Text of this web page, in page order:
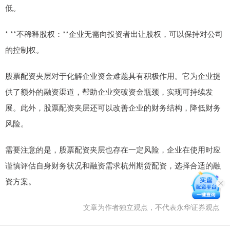
低。
* **不稀释股权：**企业无需向投资者出让股权，可以保持对公司
的控制权。
股票配资夹层对于化解企业资金难题具有积极作用。它为企业提
供了额外的融资渠道，帮助企业突破资金瓶颈，实现可持续发
展。此外，股票配资夹层还可以改善企业的财务结构，降低财务
风险。
需要注意的是，股票配资夹层也存在一定风险，企业在使用时应
谨慎评估自身财务状况和融资需求杭州期货配资，选择合适的融
资方案。
文章为作者独立观点，不代表永华证券观点